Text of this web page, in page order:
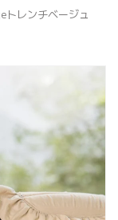
トレンチベージュ